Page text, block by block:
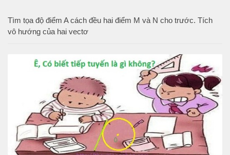
Tìm tọa độ điểm A cách đều hai điểm M và N cho trước. Tích
vô hướng của hai vectơ